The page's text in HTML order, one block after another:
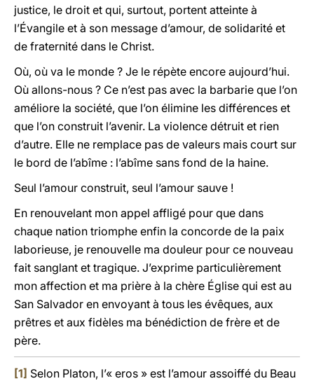
justice, le droit et qui, surtout, portent atteinte à
l’Évangile et à son message d’amour, de solidarité et
de fraternité dans le Christ.
Où, où va le monde ? Je le répète encore aujourd’hui.
Où allons-nous ? Ce n’est pas avec la barbarie que l’on
améliore la société, que l’on élimine les différences et
que l’on construit l’avenir. La violence détruit et rien
d’autre. Elle ne remplace pas de valeurs mais court sur
le bord de l’abîme : l’abîme sans fond de la haine.
Seul l’amour construit, seul l’amour sauve !
En renouvelant mon appel affligé pour que dans
chaque nation triomphe enfin la concorde de la paix
laborieuse, je renouvelle ma douleur pour ce nouveau
fait sanglant et tragique. J’exprime particulièrement
mon affection et ma prière à la chère Église qui est au
San Salvador en envoyant à tous les évêques, aux
prêtres et aux fidèles ma bénédiction de frère et de
père.
[1] Selon Platon, l’« eros » est l’amour assoiffé du Beau